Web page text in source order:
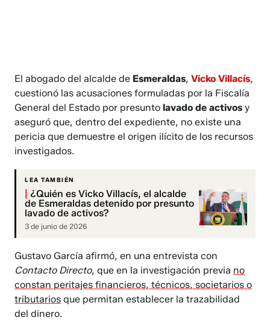
El abogado del alcalde de Esmeraldas,Vicko Villacís,
cuestionó las acusaciones formuladas por la Fiscalía
General del Estado por presunto lavado de activosy
aseguró que, dentro del expediente, no existe una
pericia que demuestre el origen ilícito de los recursos
investigados.
LEA TAMBIÉN
¿Quién es Vicko Villacís, el alcalde
de Esmeraldas detenido por presunto
lavado de activos?
3 de junio de 2026
Gustavo García afirmó, en una entrevista con
Contacto Directo, que en la investigación previa no
constan peritajes financieros, técnicos, societarios o
tributarios que permitan establecer la trazabilidad
del dinero.